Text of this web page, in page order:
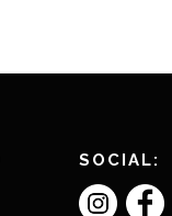
SOCIAL: